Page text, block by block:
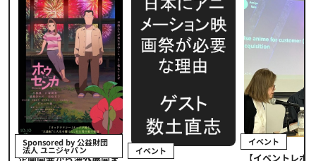
Sponsored by 公益財団
法人 ユニジャパン イベント
イベント
【イベントレポ